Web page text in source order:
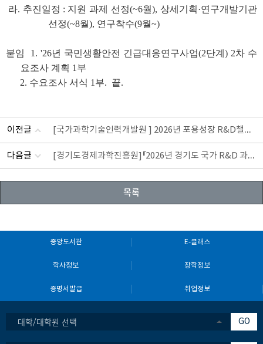
라. 추진일정 : 지원 과제 선정(~6월), 상세기획·연구개발기관
선정(~8월), 연구착수(9월~)
붙임 1. '26년 국민생활안전 긴급대응연구사업(2단계) 2차 수
요조사 계획 1부
2. 수요조사 서식 1부. 끝.
이전글 [국가과학기술인력개발원 ] 2026년 포용성장 R&D챌린
다음글 [경기도경제과학진흥원]『2026년 경기도 국가 R&D 과제
목록
중앙도서관 E-클래스
학사정보 장학정보
증명서발급 취업정보
대학/대학원 선택 GO